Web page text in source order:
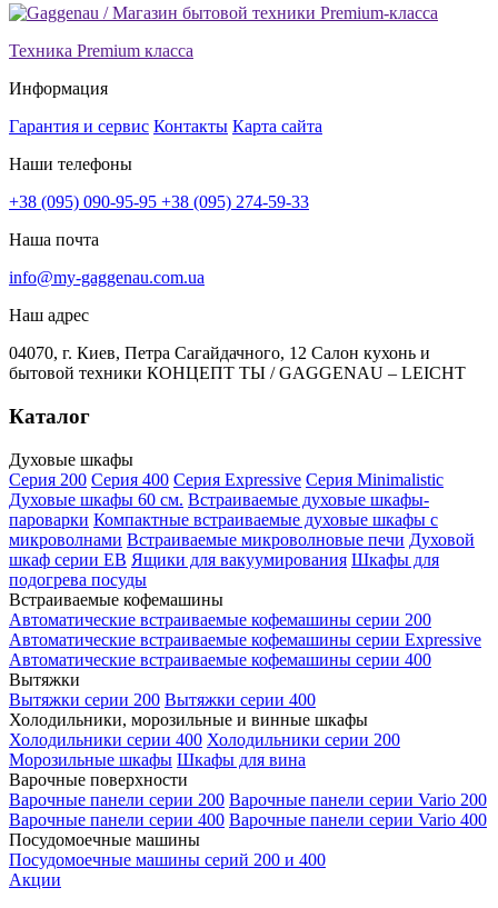
Техника Premium класса
Информация
Гарантия и сервис Контакты Карта сайта
Наши телефоны
+38 (095) 090-95-95 +38 (095) 274-59-33
Наша почта
info@my-gaggenau.com.ua
Наш адрес
04070, г. Киев, Петра Сагайдачного, 12 Салон кухонь и
бытовой техники КОНЦЕПТ ТЫ / GAGGENAU – LEICHT
Каталог
Духовые шкафы
Серия 200 Серия 400 Серия Expressive Серия Minimalistic
Духовые шкафы 60 см. Встраиваемые духовые шкафы-
пароварки Компактные встраиваемые духовые шкафы с
микроволнами Встраиваемые микроволновые печи Духовой
шкаф серии EB Ящики для вакуумирования Шкафы для
подогрева посуды
Встраиваемые кофемашины
Автоматические встраиваемые кофемашины серии 200
Автоматические встраиваемые кофемашины серии Expressive
Автоматические встраиваемые кофемашины серии 400
Вытяжки
Вытяжки серии 200 Вытяжки серии 400
Холодильники, морозильные и винные шкафы
Холодильники серии 400 Холодильники серии 200
Морозильные шкафы Шкафы для вина
Варочные поверхности
Варочные панели серии 200 Варочные панели серии Vario 200
Варочные панели серии 400 Варочные панели серии Vario 400
Посудомоечные машины
Посудомоечные машины серий 200 и 400
Акции